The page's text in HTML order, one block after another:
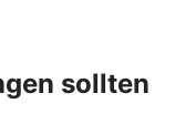
sollten